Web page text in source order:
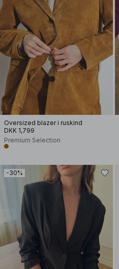
Oversized blazer i ruskind
DKK 1,799
Premium Selection
-30%